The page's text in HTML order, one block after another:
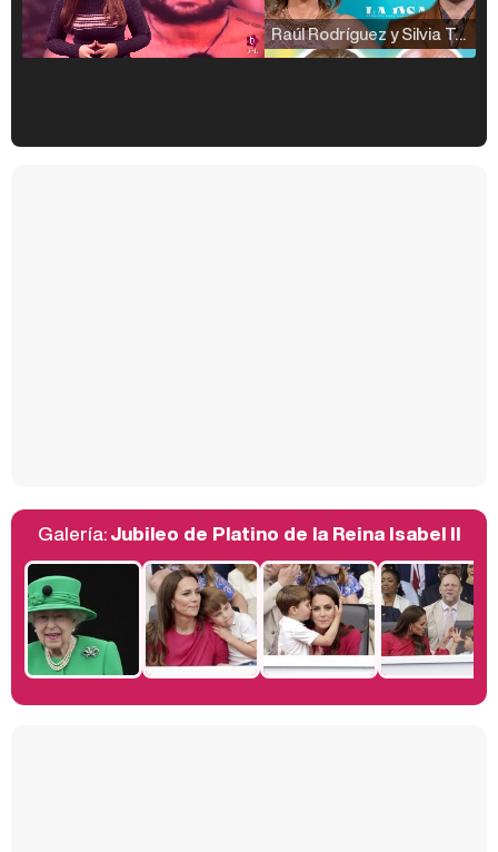
Raúl Rodríguez y Silvia Taulés nos cuentan su papel en 'La familia de la tele'
Belén Esteban: "Estoy emocionada, muy contenta y muy feliz por llegar a RTVE"
Manu Baqueiro: "Tuve como referente a Bruce Willis en 'Luz de Luna' para mi trabajo en la serie 'Perdiendo el juicio'"
Galería:Jubileo de Platino de la Reina Isabel II